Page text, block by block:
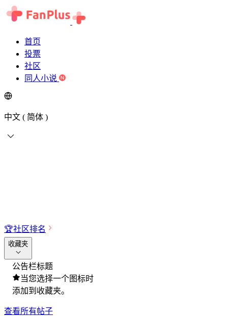
首页
投票
社区
同人小说
中文 ( 简体 )
🏆社区排名
收藏夹
公告栏标题
当您选择一个图标时
添加到收藏夹。
查看所有帖子